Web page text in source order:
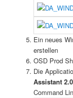
Ein neues
erstellen
OSD Prod
Die
Assistant 2.0
Command